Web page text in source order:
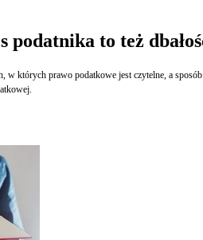
podatnika to też
inicjatywą ustawodawczą w tym kontekście jest propozycja prezydenta